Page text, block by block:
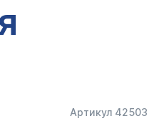
Артикул 42503